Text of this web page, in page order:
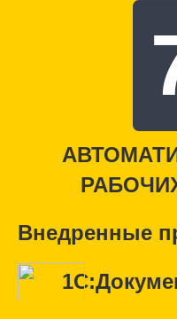
Внедренные